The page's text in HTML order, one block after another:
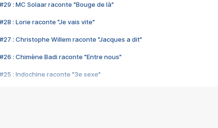
#29 : MC Solaar raconte "Bouge de là"
#28 : Lorie raconte "Je vais vite"
#27 : Christophe Willem raconte "Jacques a dit"
#26 : Chimène Badi raconte "Entre nous"
#25 : Indochine raconte "3e sexe"